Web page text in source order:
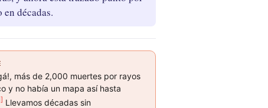
décadas.
más de 2,000 muertes por rayos
y no había un mapa así hasta
Llevamos décadas sin